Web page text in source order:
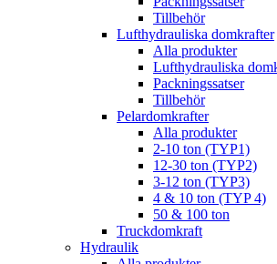
Tillbehör
Lufthydrauliska domkrafter
Alla produkter
Lufthydrauliska
Packningssatser
Tillbehör
Pelardomkrafter
Alla produkter
2-10 ton (TYP1)
12-30 ton (TYP2)
3-12 ton (TYP3)
4 & 10 ton (TYP 4)
50 & 100 ton
Truckdomkraft
Hydraulik